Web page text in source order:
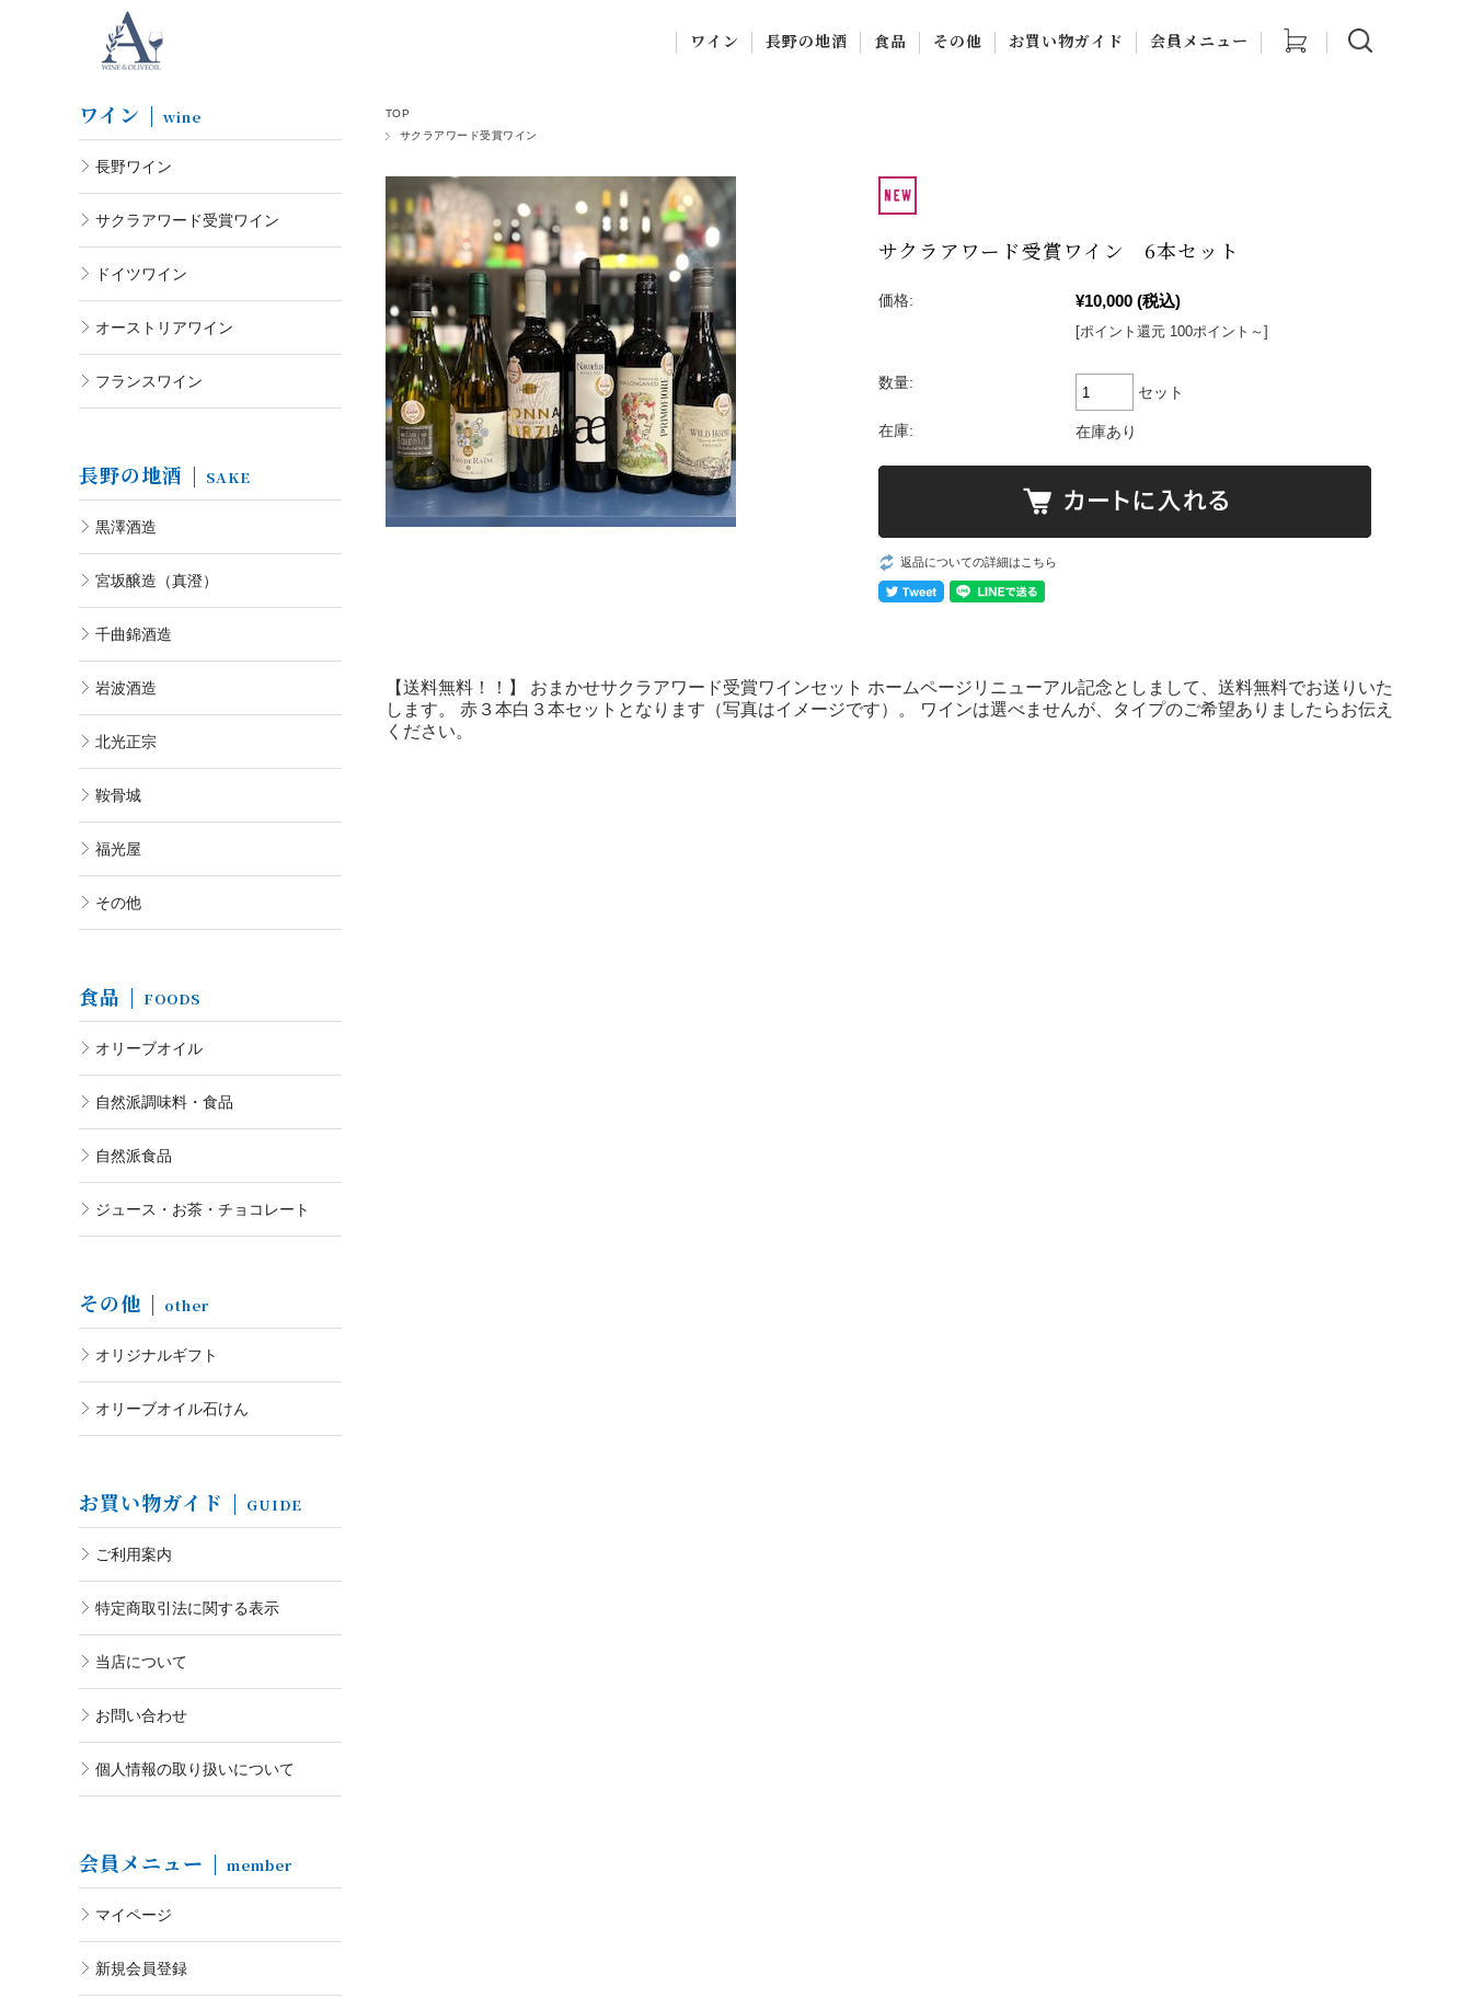
ワイン
ドイツワイン
オーストリアワイン
フランスワイン
長野の地酒 食品
自然派食品
コレート
その他 お買い物ガイド
お問い合わせ
個人情報の取り扱いに
会員メニュー
TOP
サクラアワード受賞ワイン
サクラアワード受賞ワイン 6本セット
価格: ¥10,000 (税込)
[ポイント還元 100ポイント～]
数量:
セット
在庫: 在庫あり
返品についての詳細はこちら
【送料無料！！】 おまかせサクラアワード受賞ワインセット ホームページリニューアル記念としまして、送料無料でお送りいた
します。 赤３本白３本セットとなります（写真はイメージです）。 ワインは選べませんが、タイプのご希望ありましたらお伝え
ください。
ワイン wine
長野ワイン
サクラアワード受賞ワイン
ドイツワイン
オーストリアワイン
フランスワイン
長野の地酒 SAKE
黒澤酒造
宮坂醸造（真澄）
千曲錦酒造
岩波酒造
北光正宗
鞍骨城
福光屋
その他
食品 FOODS
オリーブオイル
自然派調味料・食品
自然派食品
ジュース・お茶・チョコレート
その他 other
オリジナルギフト
オリーブオイル石けん
お買い物ガイド GUIDE
ご利用案内
特定商取引法に関する表示
当店について
お問い合わせ
個人情報の取り扱いについて
会員メニュー member
マイページ
新規会員登録